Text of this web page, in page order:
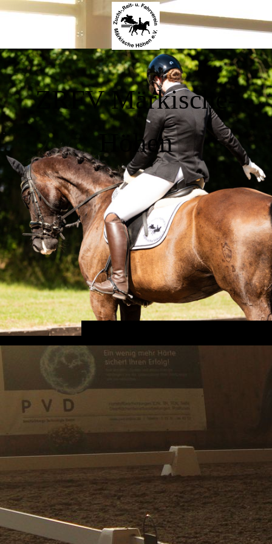
ZRFV Märkische-
Höhen